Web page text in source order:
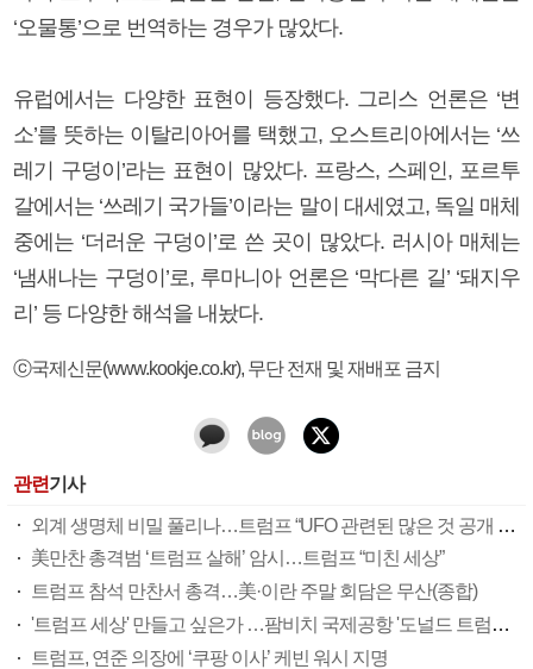
‘오물통’으로 번역하는 경우가 많았다.
유럽에서는 다양한 표현이 등장했다. 그리스 언론은 ‘변
소’를 뜻하는 이탈리아어를 택했고, 오스트리아에서는 ‘쓰
레기 구덩이’라는 표현이 많았다. 프랑스, 스페인, 포르투
갈에서는 ‘쓰레기 국가들’이라는 말이 대세였고, 독일 매체
중에는 ‘더러운 구덩이’로 쓴 곳이 많았다. 러시아 매체는
‘냄새나는 구덩이’로, 루마니아 언론은 ‘막다른 길’ ‘돼지우
리’ 등 다양한 해석을 내놨다.
ⓒ국제신문(www.kookje.co.kr), 무단 전재 및 재배포 금지
관련기사
외계 생명체 비밀 풀리나…트럼프 “UFO 관련된 많은 것 공개 예정”
美만찬 총격범 ‘트럼프 살해’ 암시…트럼프 “미친 세상”
트럼프 참석 만찬서 총격…美·이란 주말 회담은 무산(종합)
'트럼프 세상' 만들고 싶은가 …팜비치 국제공항 '도널드 트럼프 국제공항' 된다
트럼프, 연준 의장에 ‘쿠팡 이사’ 케빈 워시 지명